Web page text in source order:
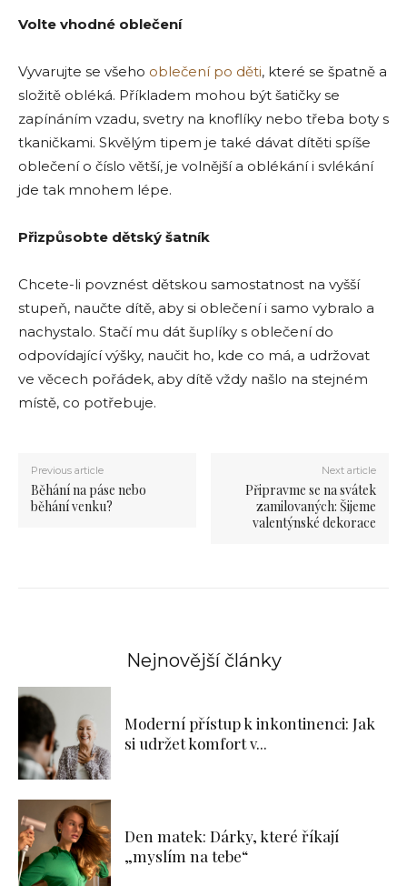
Volte vhodné oblečení
Vyvarujte se všeho oblečení po děti, které se špatně a
složitě obléká. Příkladem mohou být šatičky se
zapínáním vzadu, svetry na knoflíky nebo třeba boty s
tkaničkami. Skvělým tipem je také dávat dítěti spíše
oblečení o číslo větší, je volnější a oblékání i svlékání
jde tak mnohem lépe.
Přizpůsobte dětský šatník
Chcete-li povznést dětskou samostatnost na vyšší
stupeň, naučte dítě, aby si oblečení i samo vybralo a
nachystalo. Stačí mu dát šuplíky s oblečení do
odpovídající výšky, naučit ho, kde co má, a udržovat
ve věcech pořádek, aby dítě vždy našlo na stejném
místě, co potřebuje.
Previous article
Běhání na páse nebo
běhání venku?
Next article
Připravme se na svátek
zamilovaných: Šijeme
valentýnské dekorace
Nejnovější články
Moderní přístup k inkontinenci: Jak
si udržet komfort v...
Den matek: Dárky, které říkají
„myslím na tebe“